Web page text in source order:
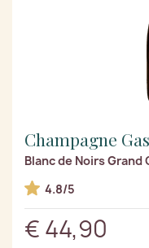
Champagne
Blanc de Noirs Grand
4.8/5
€ 44,90